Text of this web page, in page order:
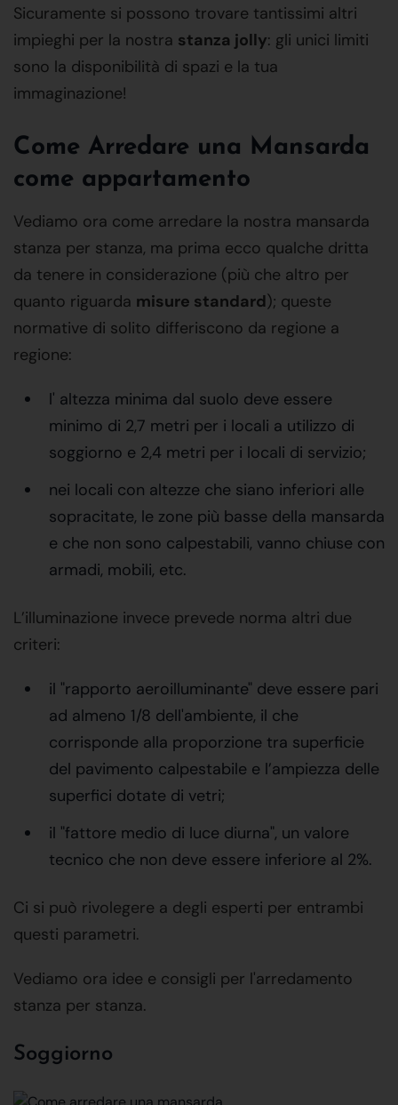
Sicuramente si possono trovare tantissimi altri
impieghi per la nostra stanza jolly: gli unici limiti
sono la disponibilità di spazi e la tua
immaginazione!
Come Arredare una Mansarda
come appartamento
Vediamo ora come arredare la nostra mansarda
stanza per stanza, ma prima ecco qualche dritta
da tenere in considerazione (più che altro per
quanto riguarda misure standard); queste
normative di solito differiscono da regione a
regione:
l' altezza minima dal suolo deve essere
minimo di 2,7 metri per i locali a utilizzo di
soggiorno e 2,4 metri per i locali di servizio;
nei locali con altezze che siano inferiori alle
sopracitate, le zone più basse della mansarda
e che non sono calpestabili, vanno chiuse con
armadi, mobili, etc.
L’illuminazione invece prevede norma altri due
criteri:
il "rapporto aeroilluminante" deve essere pari
ad almeno 1/8 dell'ambiente, il che
corrisponde alla proporzione tra superficie
del pavimento calpestabile e l’ampiezza delle
superfici dotate di vetri;
il "fattore medio di luce diurna", un valore
tecnico che non deve essere inferiore al 2%.
Ci si può rivolegere a degli esperti per entrambi
questi parametri.
Vediamo ora idee e consigli per l'arredamento
stanza per stanza.
Soggiorno